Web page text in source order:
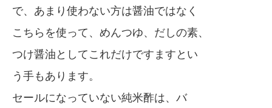
で、あまり使わない方は醤油ではなく
こちらを使って、めんつゆ、だしの素、
つけ醤油としてこれだけですますとい
う手もあります。
セールになっていない純米酢は、バ